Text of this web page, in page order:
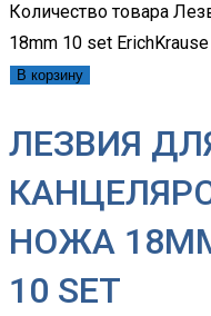
Количество товара
18mm 10 set
В корзину
ЛЕЗВИЯ
НОЖА
10 SET